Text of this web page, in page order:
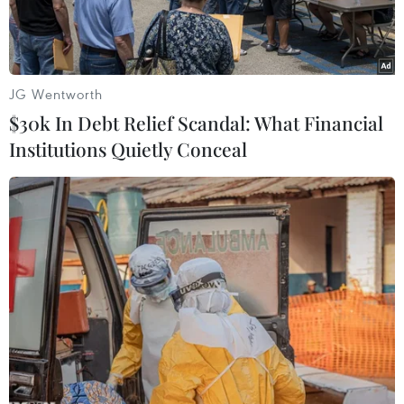
đọc lên.
Thân nhân những người thiệt mạng tham gia lễ tưởng niệm các
nạn nhân vụ nổ kinh hoàng tại cảng Beirut 1 năm trước. (Nguồn:
cbc.ca)
Ngày 4/8, hàng nghìn người Liban đã diễu hành
gần Cảng Beirut để tưởng niệm những nạn
nhân đã thiệt mạng trong hai vụ nổ kinh hoàng
JG Wentworth
$30k In Debt Relief Scandal: What Financial
Institutions Quietly Conceal